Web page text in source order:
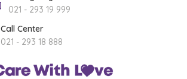
021 - 293 19 999
Call Center
021 - 293 18 888